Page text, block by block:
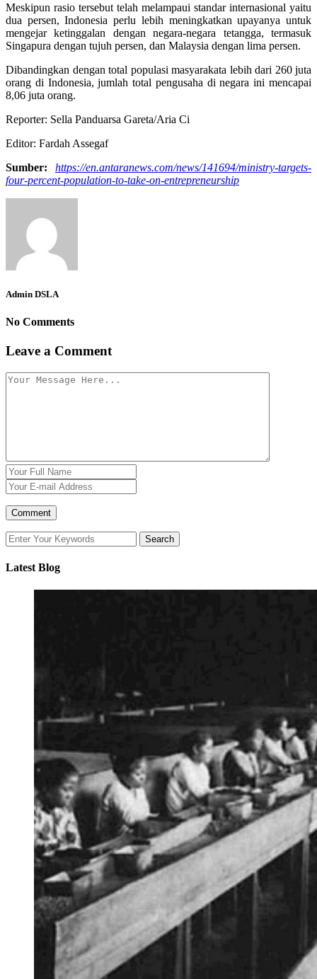
Meskipun rasio tersebut telah melampaui standar internasional yaitu
dua persen, Indonesia perlu lebih meningkatkan upayanya untuk
mengejar ketinggalan dengan negara-negara tetangga, termasuk
Singapura dengan tujuh persen, dan Malaysia dengan lima persen.
Dibandingkan dengan total populasi masyarakata lebih dari 260 juta
orang di Indonesia, jumlah total pengusaha di negara ini mencapai
8,06 juta orang.
Reporter: Sella Panduarsa Gareta/Aria Ci
Editor: Fardah Assegaf
Sumber: https://en.antaranews.com/news/141694/ministry-targets-
four-percent-population-to-take-on-entrepreneurship
Admin DSLA
No Comments
Leave a Comment
Latest Blog